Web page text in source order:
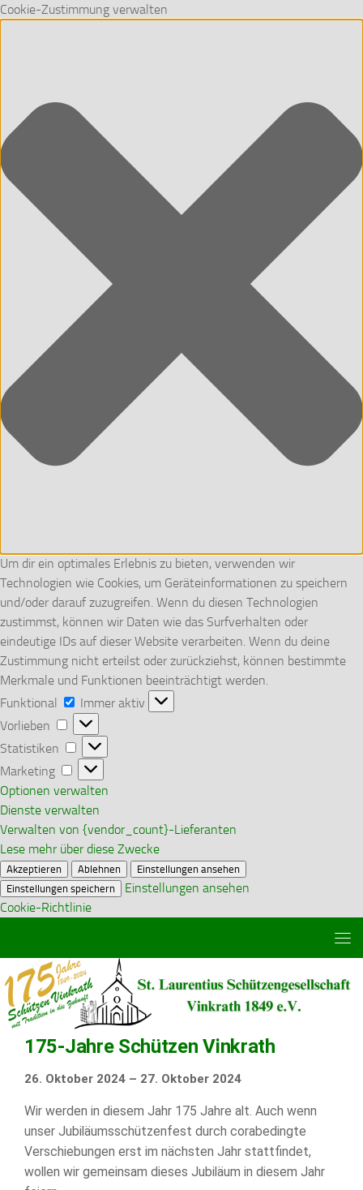
Cookie-Zustimmung verwalten
Um dir ein optimales Erlebnis zu bieten, verwenden wir
Technologien wie Cookies, um Geräteinformationen zu speichern
und/oder darauf zuzugreifen. Wenn du diesen Technologien
zustimmst, können wir Daten wie das Surfverhalten oder
eindeutige IDs auf dieser Website verarbeiten. Wenn du deine
Zustimmung nicht erteilst oder zurückziehst, können bestimmte
Merkmale und Funktionen beeinträchtigt werden.
Funktional
Funktional
Immer aktiv
Vorlieben
Vorlieben
Statistiken
Statistiken
Marketing
Marketing
Optionen verwalten
Dienste verwalten
Verwalten von {vendor_count}-Lieferanten
Lese mehr über diese Zwecke
Akzeptieren Ablehnen
Einstellungen ansehen
Einstellungen speichern
Einstellungen ansehen
Cookie-Richtlinie
175-Jahre Schützen Vinkrath
175-
Schützen
Vinkrath
26. Oktober 2024 – 27. Oktober 2024
Wir werden in diesem Jahr 175 Jahre alt. Auch wenn
unser Jubiläumsschützenfest durch corabedingte
Verschiebungen erst im nächsten Jahr stattfindet,
wollen wir gemeinsam dieses Jubiläum in diesem Jahr